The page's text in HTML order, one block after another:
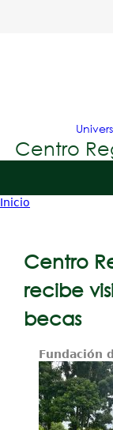
Centro
Tropical
Principal
está
Inicio
Centro
recibe
becas
Fundación